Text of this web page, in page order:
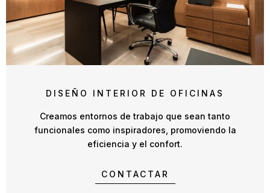
DISEÑO INTERIOR DE OFICINAS
Creamos entornos de trabajo que sean tanto
funcionales como inspiradores, promoviendo la
eficiencia y el confort.
CONTACTAR